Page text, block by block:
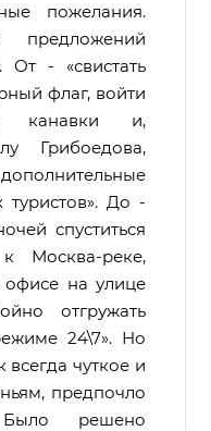
пожелания.
предложений
От - «свистать
флаг, войти
канавки и,
Грибоедова,
туристов». До -
спуститься
Москва-реке,
офисе на улице
отгружать
24\7». Но
всегда чуткое и
предпочло
Было решено